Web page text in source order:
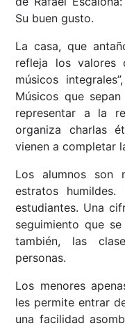
Su buen gusto.
La casa, que
refleja los valores
músicos
Músicos que
representar a la
organiza charlas
vienen a completar
Los alumnos son
estratos
estudiantes. Una
seguimiento que
también, las
personas.
Los menores
les permite entrar
una facilidad